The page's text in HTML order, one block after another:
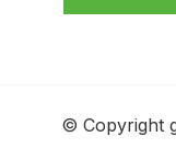
© Copyright